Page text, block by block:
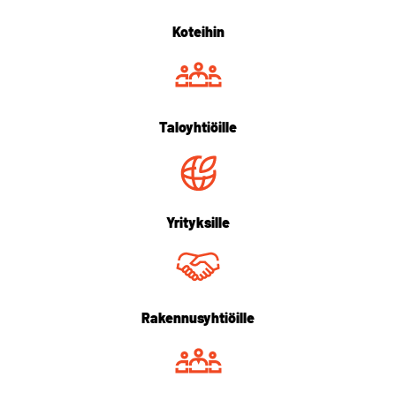
Koteihin
Taloyhtiöille
Yrityksille
Rakennusyhtiöille